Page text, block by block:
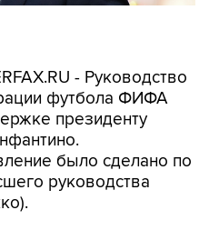
- Руководство
футбола ФИФА
президенту
было сделано по
руководства